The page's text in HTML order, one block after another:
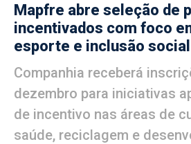
Mapfre abre seleção de
incentivados com foco
esporte e inclusão social
Companhia receberá
dezembro para iniciativas
de incentivo nas áreas de
saúde, reciclagem e